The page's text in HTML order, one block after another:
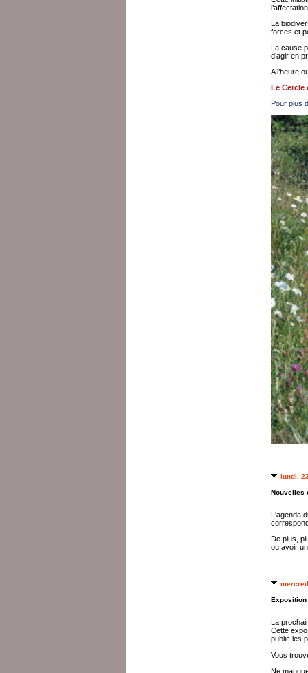
La
forces et
La cause
d’agir en
A l’heure
Le Cercle
Pour plus
lundi,
Nouvelles
L'agenda
De plus,
ou avoir
Exposition
La
Cette
public les
Vous
Ne